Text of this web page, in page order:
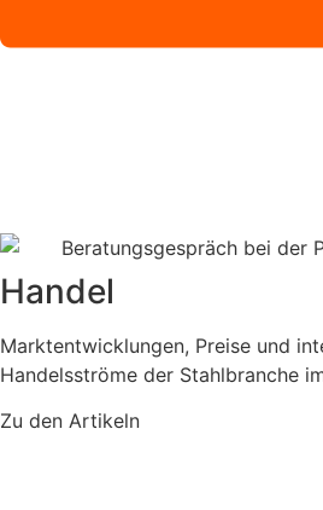
Handel
Marktentwicklungen, Preise und
Handelsströme der Stahlbranche
Zu den Artikeln